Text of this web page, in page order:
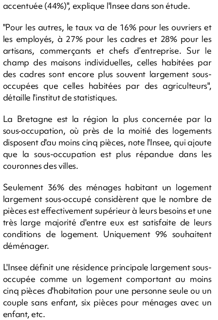
accentuée (44%)", explique l'Insee dans son étude.
"Pour les autres, le taux va de 16% pour les ouvriers et
les employés, à 27% pour les cadres et 28% pour les
artisans, commerçants et chefs d’entreprise. Sur le
champ des maisons individuelles, celles habitées par
des cadres sont encore plus souvent largement sous-
occupées que celles habitées par des agriculteurs",
détaille l'institut de statistiques.
La Bretagne est la région la plus concernée par la
sous‑occupation, où près de la moitié des logements
disposent d'au moins cinq pièces, note l'Insee, qui ajoute
que la sous-occupation est plus répandue dans les
couronnes des villes.
Seulement 36% des ménages habitant un logement
largement sous‑occupé considèrent que le nombre de
pièces est effectivement supérieur à leurs besoins et une
très large majorité d'entre eux est satisfaite de leurs
conditions de logement. Uniquement 9% souhaitent
déménager.
L'Insee définit une résidence principale largement sous-
occupée comme un logement comportant au moins
cinq pièces d'habitation pour une personne seule ou un
couple sans enfant, six pièces pour ménages avec un
enfant, etc.